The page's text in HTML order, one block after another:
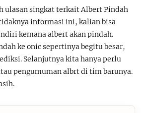
ulasan singkat terkait Albert Pindah
informasi ini, kalian bisa
kemana albert akan pindah.
ke onic sepertinya begitu besar,
Selanjutnya kita hanya perlu
pengumuman albrt di tim barunya.